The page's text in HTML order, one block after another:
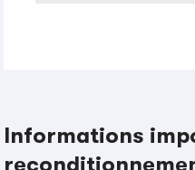
Informations